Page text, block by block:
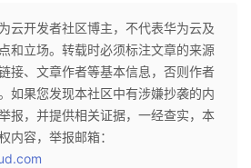
云开发者社区博主，不代表华为云及
和立场。转载时必须标注文章的来源
接、文章作者等基本信息，否则作者
如果您发现本社区中有涉嫌抄袭的内
报，并提供相关证据，一经查实，本
内容，举报邮箱：